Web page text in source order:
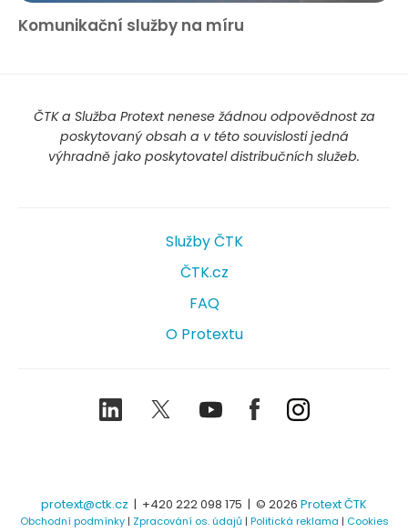
Komunikační služby na míru
ČTK a Služba Protext nenese žádnou odpovědnost za
poskytovaný obsah a v této souvislosti jedná
výhradně jako poskytovatel distribučních služeb.
Služby ČTK
ČTK.cz
FAQ
O Protextu
LinkedIn TwitterYoutubeFacebookInstagram
protext@ctk.cz | +420 222 098 175 | © 2026 Protext ČTK
Obchodní podmínky| Zpracování os. údajů| Politická reklama | Cookies